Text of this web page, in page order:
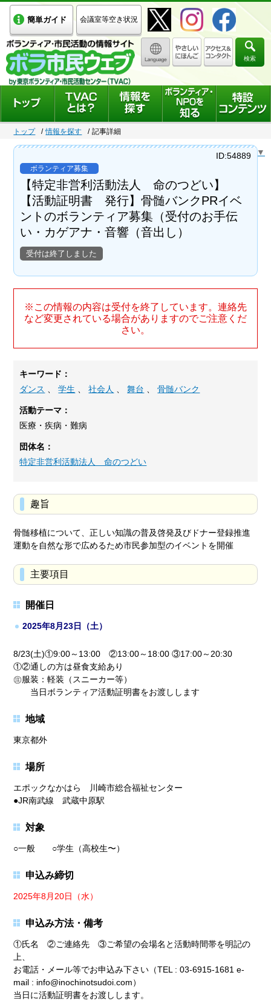
簡単ガイド 会議室等空き状況
検索
トップ 情報を探す 記事詳細
Select Language ▼
ボランティア募集
【特定非営利活動法人 命のつどい】
【活動証明書 発行】骨髄バンクPRイベ
ントのボランティア募集（受付のお手伝
い・カゲアナ・音響（音出し）
受付は終了しました
ID:54889
※この情報の内容は受付を終了しています。連絡先
など変更されている場合がありますのでご注意くだ
さい。
キーワード：
ダンス
、学生 、社会人 、舞台 、骨髄バンク
活動テーマ：
医療・疾病・難病
団体名：
特定非営利活動法人 命のつどい
趣旨
骨髄移植について、正しい知識の普及啓発及びドナー登録推進
運動を自然な形で広めるため市民参加型のイベントを開催
主要項目
開催日
2025年8月23日（土）
8/23(土)①9:00～13:00 ②13:00～18:00 ③17:00～20:30
①②通しの方は昼食支給あり
㊟服装：軽装（スニーカー等）
当日ボランティア活動証明書をお渡しします
地域
東京都外
場所
エポックなかはら 川崎市総合福祉センター
●JR南武線 武蔵中原駅
対象
○一般 ○学生（高校生〜）
申込み締切
2025年8月20日（水）
申込み方法・備考
①氏名 ②ご連絡先 ③ご希望の会場名と活動時間帯を明記の
上、
お電話・メール等でお申込み下さい（TEL : 03-6915-1681 e-
mail : info@inochinotsudoi.com）
当日に活動証明書をお渡しします。